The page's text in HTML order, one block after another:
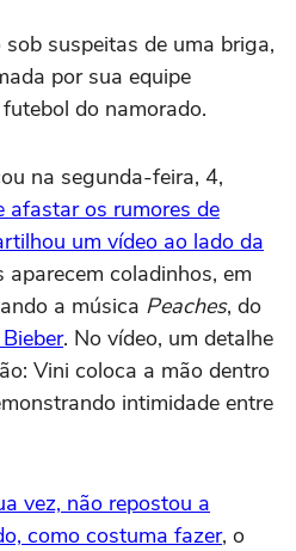
suspeitas de uma briga,
por sua equipe
do namorado.
na segunda-feira, 4,
afastar os rumores de
um vídeo ao lado da
aparecem coladinhos, em
a música Peaches, do
. No vídeo, um detalhe
Vini coloca a mão dentro
intimidade entre
vez, não repostou a
como costuma fazer, o